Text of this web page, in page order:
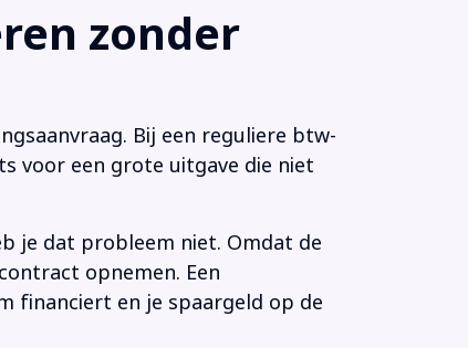
zonder
Bij een reguliere btw-
voor een grote uitgave die niet
je dat probleem niet. Omdat de
opnemen. Een
financiert en je spaargeld op de